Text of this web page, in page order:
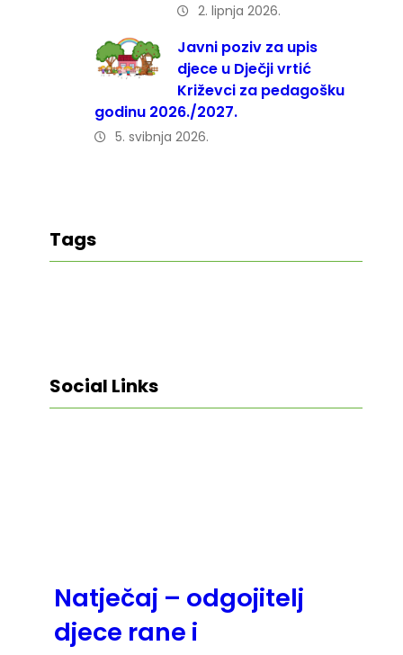
2. lipnja 2026.
Javni poziv za upis
djece u Dječji vrtić
Križevci za pedagošku
godinu 2026./2027.
5. svibnja 2026.
Tags
Social Links
Natječaj – odgojitelj
djece rane i